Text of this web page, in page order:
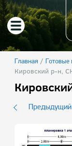
Главная / Готовые
Кировский р-н,